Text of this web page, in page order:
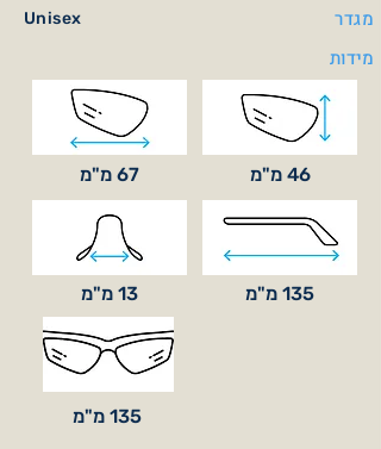
Unisex
מגדר
מידות
67 מ"מ 46 מ"מ
13 מ"מ 135 מ"מ
135 מ"מ